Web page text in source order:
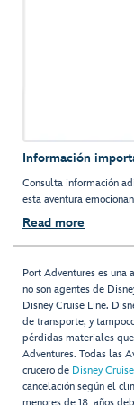
Información
Consulta información
esta aventura
Read more
Port Adventures es
no son agentes de
Disney Cruise Line.
de transporte, y
pérdidas materiales
Adventures. Todas las
crucero de Disney
cancelación según el